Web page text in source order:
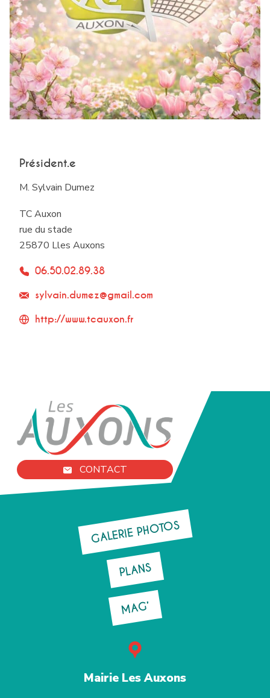
Président.e
M. Sylvain Dumez
TC Auxon
rue du stade
25870 Lles Auxons
06.50.02.89.38
sylvain.dumez@gmail.com
http://www.tcauxon.fr
CONTACT
GALERIE PHOTOS
PLANS
MAG’
Mairie Les Auxons